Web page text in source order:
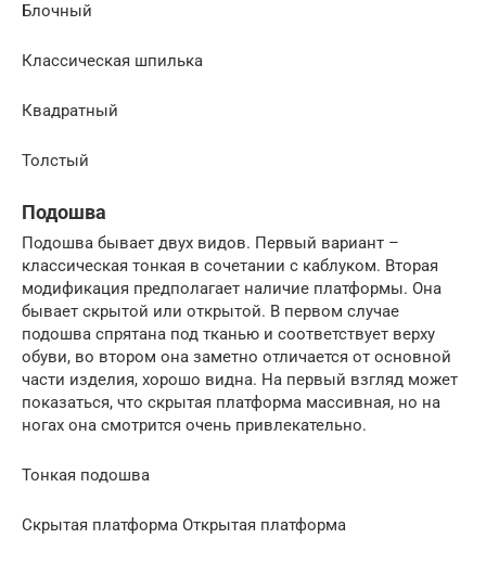
Блочный
Классическая шпилька
Квадратный
Толстый
Подошва
Подошва бывает двух видов. Первый вариант –
классическая тонкая в сочетании с каблуком. Вторая
модификация предполагает наличие платформы. Она
бывает скрытой или открытой. В первом случае
подошва спрятана под тканью и соответствует верху
обуви, во втором она заметно отличается от основной
части изделия, хорошо видна. На первый взгляд может
показаться, что скрытая платформа массивная, но на
ногах она смотрится очень привлекательно.
Тонкая подошва
Скрытая платформа Открытая платформа